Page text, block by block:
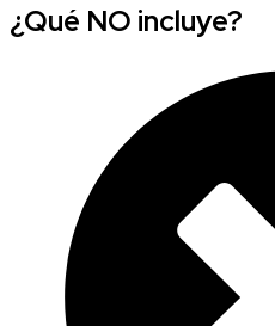
¿Qué NO incluye?